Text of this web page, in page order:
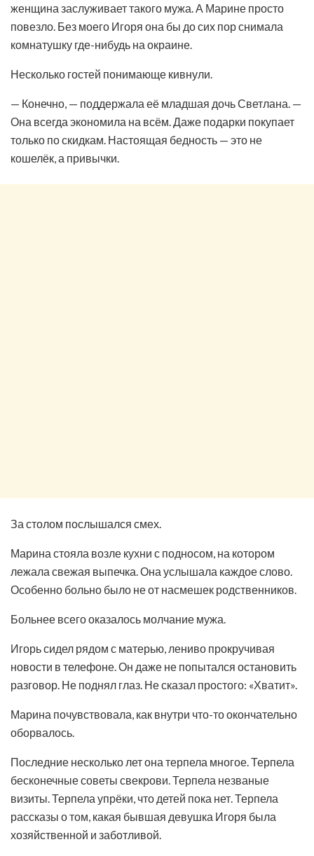
женщина заслуживает такого мужа. А Марине просто
повезло. Без моего Игоря она бы до сих пор снимала
комнатушку где-нибудь на окраине.
Несколько гостей понимающе кивнули.
— Конечно, — поддержала её младшая дочь Светлана. —
Она всегда экономила на всём. Даже подарки покупает
только по скидкам. Настоящая бедность — это не
кошелёк, а привычки.
За столом послышался смех.
Марина стояла возле кухни с подносом, на котором
лежала свежая выпечка. Она услышала каждое слово.
Особенно больно было не от насмешек родственников.
Больнее всего оказалось молчание мужа.
Игорь сидел рядом с матерью, лениво прокручивая
новости в телефоне. Он даже не попытался остановить
разговор. Не поднял глаз. Не сказал простого: «Хватит».
Марина почувствовала, как внутри что-то окончательно
оборвалось.
Последние несколько лет она терпела многое. Терпела
бесконечные советы свекрови. Терпела незваные
визиты. Терпела упрёки, что детей пока нет. Терпела
рассказы о том, какая бывшая девушка Игоря была
хозяйственной и заботливой.